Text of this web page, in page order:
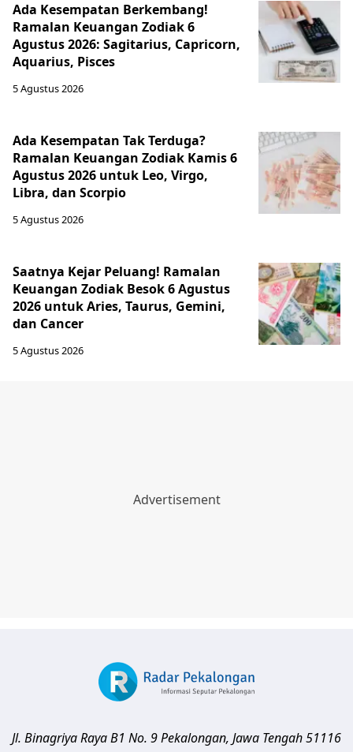
Ada Kesempatan Berkembang!
Ramalan Keuangan Zodiak 6
Agustus 2026: Sagitarius, Capricorn,
Aquarius, Pisces
5 Agustus 2026
Ada Kesempatan Tak Terduga?
Ramalan Keuangan Zodiak Kamis 6
Agustus 2026 untuk Leo, Virgo,
Libra, dan Scorpio
5 Agustus 2026
Saatnya Kejar Peluang! Ramalan
Keuangan Zodiak Besok 6 Agustus
2026 untuk Aries, Taurus, Gemini,
dan Cancer
5 Agustus 2026
Jl. Binagriya Raya B1 No. 9Pekalongan, Jawa Tengah51116